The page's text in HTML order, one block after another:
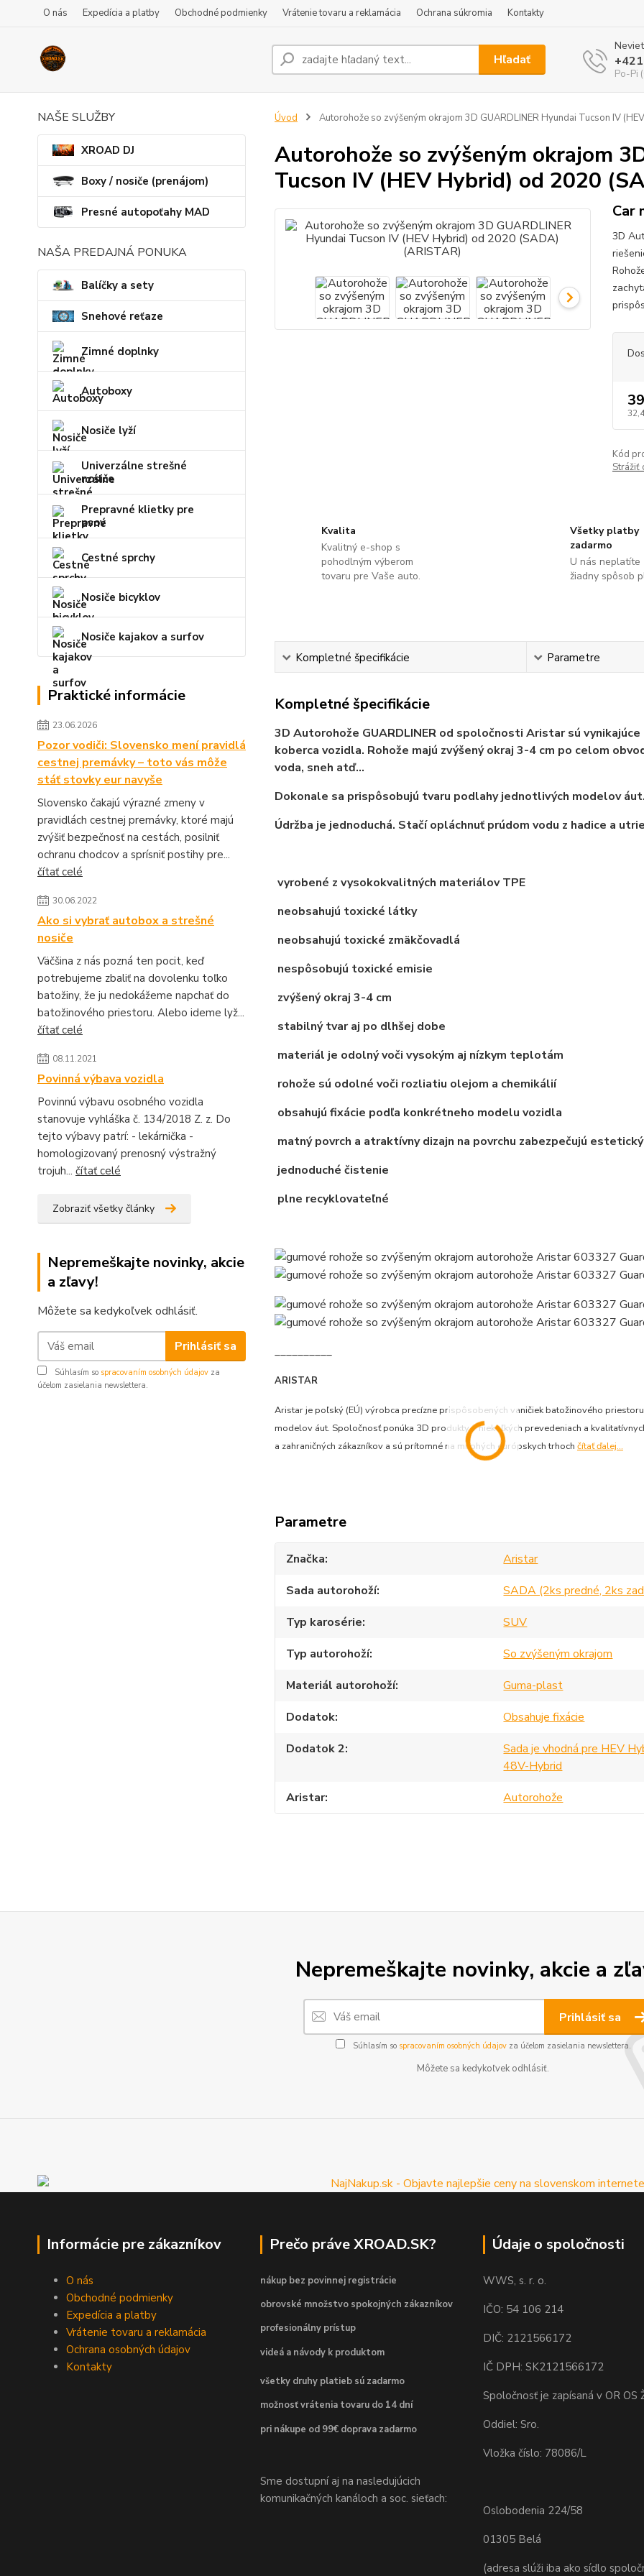
O nás Expedícia a platby Obchodné podmienky Vrátenie tovaru a reklamácia Ochrana súkromia Kontakty
Hľadať
Po-Pi
NAŠE SLUŽBY
XROAD DJ
Boxy / nosiče (prenájom)
Presné autopoťahy MAD
NAŠA PREDAJNÁ PONUKA
Balíčky a sety
Snehové reťaze
Zimné doplnky
Autoboxy
Nosiče lyží
Univerzálne strešné
nosiče
Prepravné klietky pre
psov
Cestné sprchy
Nosiče bicyklov
Nosiče kajakov a surfov
Praktické informácie
23.06.2026
Pozor vodiči: Slovensko mení pravidlá
cestnej premávky – toto vás môže
stáť stovky eur navyše
Slovensko čakajú výrazné zmeny v
pravidlách cestnej premávky, ktoré majú
zvýšiť bezpečnosť na cestách, posilniť
ochranu chodcov a sprísniť postihy pre...
čítať celé
30.06.2022
Ako si vybrať autobox a strešné
nosiče
Väčšina z nás pozná ten pocit, keď
potrebujeme zbaliť na dovolenku toľko
batožiny, že ju nedokážeme napchať do
batožinového priestoru. Alebo ideme lyž...
čítať celé
08.11.2021
Povinná výbava vozidla
Povinnú výbavu osobného vozidla
stanovuje vyhláška č. 134/2018 Z. z. Do
tejto výbavy patrí: - lekárnička -
homologizovaný prenosný výstražný
trojuh... čítať celé
Zobraziť všetky články
Nepremeškajte novinky, akcie
a zľavy!
Môžete sa kedykoľvek odhlásiť.
Prihlásiť sa
Súhlasím so spracovaním osobných údajov za
účelom zasielania newslettera.
Úvod Autorohože so zvýšeným okrajom 3D GUARDLINER Hyundai Tucson IV
Autorohože so zvýšeným okrajom
Tucson IV (HEV Hybrid) od 2020
Car
3D
Kód
Strážiť
Kvalita
Kvalitný e-shop s
pohodlným výberom
tovaru pre Vaše auto.
Všetky platby
zadarmo
U nás neplatíte
žiadny spôsob
Kompletné špecifikácie Parametre
Kompletné špecifikácie
3D Autorohože GUARDLINER od spoločnosti Aristar sú
koberca vozidla. Rohože majú zvýšený okraj 3-4 cm po celom
voda, sneh atď...
Dokonale sa prispôsobujú tvaru podlahy jednotlivých modelov áut.
Údržba je jednoduchá. Stačí opláchnuť prúdom vodu z hadice a
vyrobené z vysokokvalitných materiálov TPE
neobsahujú toxické látky
neobsahujú toxické zmäkčovadlá
nespôsobujú toxické emisie
zvýšený okraj 3-4 cm
stabilný tvar aj po dlhšej dobe
materiál je odolný voči vysokým aj nízkym teplotám
rohože sú odolné voči rozliatiu olejom a chemikálií
obsahujú fixácie podľa konkrétneho modelu vozidla
matný povrch a atraktívny dizajn na povrchu zabezpečujú
jednoduché čistenie
plne recyklovateľné
__________
ARISTAR
Aristar je poľský (EÚ) výrobca precízne prispôsobených vaničiek batožinového
modelov áut. Spoločnosť ponúka 3D produkty v niekoľkých prevedeniach a
a zahraničných zákazníkov a sú prítomné na mnohých európskych trhoch čítať ďalej...
Parametre
Značka
Aristar
Sada autorohoží
SADA (2ks predné, 2ks
Typ karosérie
SUV
Typ autorohoží
So zvýšeným okrajom
Materiál autorohoží
Guma-plast
Dodatok
Obsahuje fixácie
Dodatok 2
Sada je vhodná pre HEV
48V-Hybrid
Aristar
Autorohože
Nepremeškajte novinky, akcie a
Prihlásiť sa
Súhlasím so spracovaním osobných údajovza účelom zasielania newslettera.
Môžete sa kedykoľvek odhlásiť.
Informácie pre zákazníkov
O nás
Obchodné podmienky
Expedícia a platby
Vrátenie tovaru a reklamácia
Ochrana osobných údajov
Kontakty
Prečo práve XROAD.SK?
nákup bez povinnej registrácie
obrovské množstvo spokojných zákazníkov
profesionálny prístup
videá a návody k produktom
všetky druhy platieb sú zadarmo
možnosť vrátenia tovaru do 14 dní
pri nákupe od 99€ doprava zadarmo
Sme dostupní aj na nasledujúcich
komunikačných kanáloch a soc. sieťach:
Údaje o spoločnosti
WWS, s. r. o.
IČO: 54 106 214
DIČ: 2121566172
IČ DPH: SK2121566172
Spoločnosť je zapísaná v OR OS
Oddiel: Sro.
Vložka číslo: 78086/L
Oslobodenia 224/58
01305 Belá
(adresa slúži iba ako sídlo